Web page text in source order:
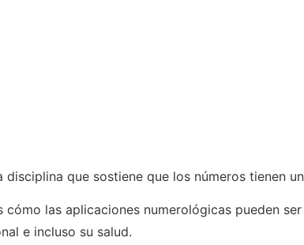
disciplina que sostiene que los números tienen
las aplicaciones numerológicas pueden
e incluso su salud.